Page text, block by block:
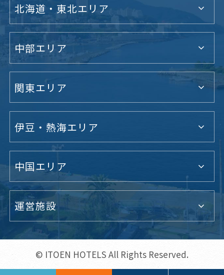
北海道・東北エリア
中部エリア
関東エリア
伊豆・熱海エリア
中国エリア
運営施設
© ITOEN HOTELS All Rights Reserved.